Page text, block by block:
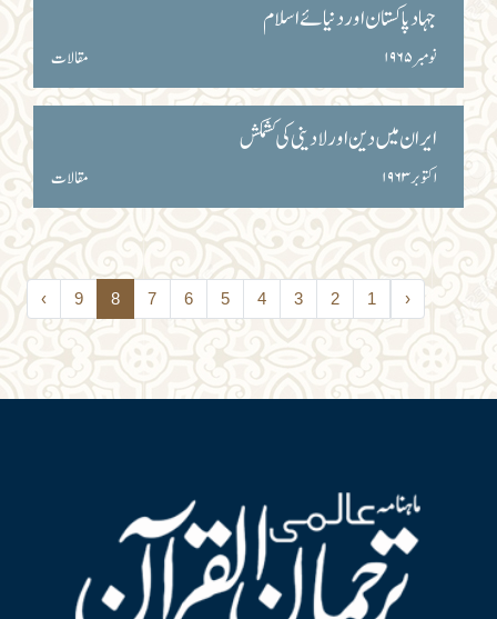
جہاد پاکستان اور دنیائے اسلام
نومبر ۱۹۶۵ مقالات
ایران میں دین اور لادینی کی کشمکش
اکتوبر ۱۹۶۳ مقالات
‹
1
2
3
4
5
6
7
8
9
›